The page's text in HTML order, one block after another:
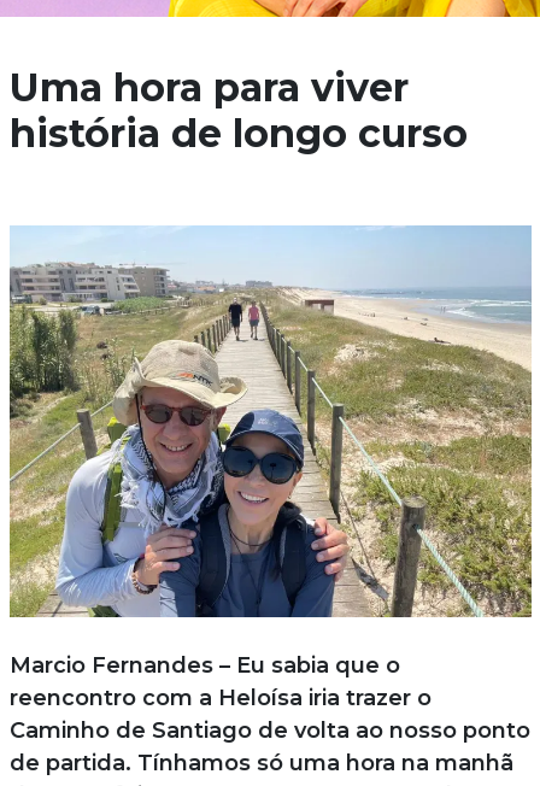
Uma hora para viver
história de longo curso
Marcio Fernandes – Eu sabia que o
reencontro com a Heloísa iria trazer o
Caminho de Santiago de volta ao nosso ponto
de partida. Tínhamos só uma hora na manhã